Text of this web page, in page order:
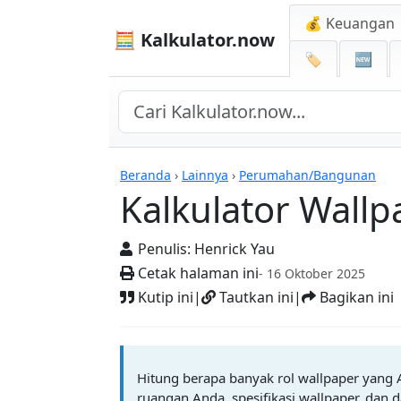
🧮 Kalkulator.now
💰 Keuangan
🏷️
🆕
Beranda › Lainnya › Perumahan/Bangunan
Kalkulator
Penulis: Henrick Yau
Cetak halaman ini- 16 Oktober 2025
Kutip ini| Tautkan ini| Bagikan ini
Kalkulator-kalkulator
Hitung berapa banyak rol wallpaper
ruangan Anda, spesifikasi wallpaper, dan